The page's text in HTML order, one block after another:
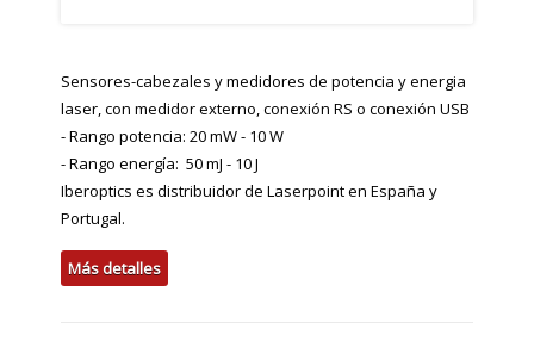
Sensores-cabezales y medidores de potencia y energia
laser, con medidor externo, conexión RS o conexión USB
- Rango potencia: 20 mW - 10 W
- Rango energía: 50 mJ - 10 J
Iberoptics es distribuidor de Laserpoint en España y
Portugal.
Más detalles